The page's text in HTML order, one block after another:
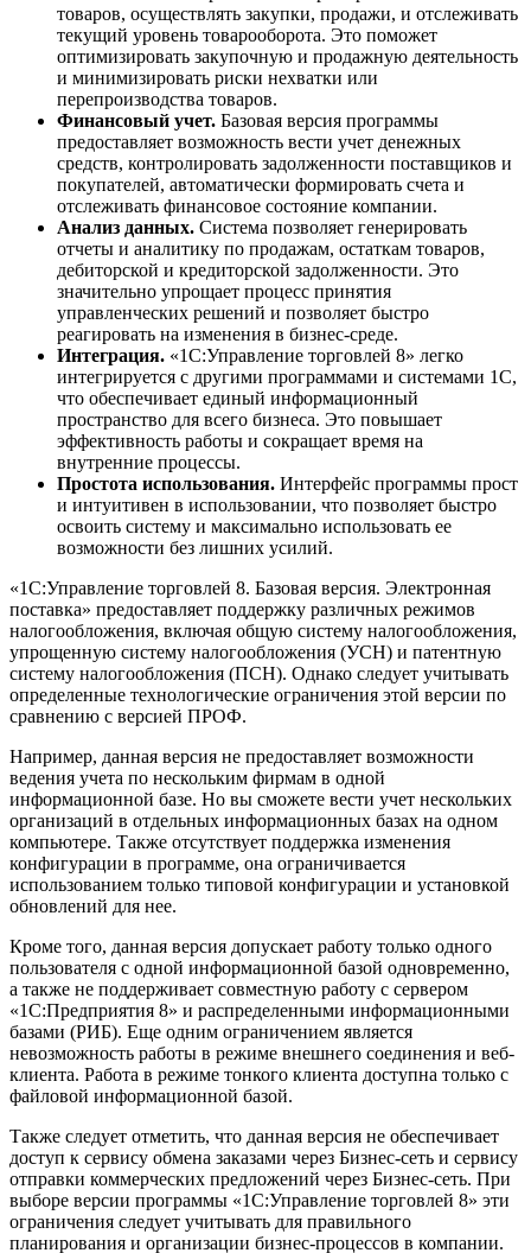
товаров, осуществлять закупки, продажи, и отслеживать
текущий уровень товарооборота. Это поможет
оптимизировать закупочную и продажную деятельность
и минимизировать риски нехватки или
перепроизводства товаров.
Финансовый учет. Базовая версия программы
предоставляет возможность вести учет денежных
средств, контролировать задолженности поставщиков и
покупателей, автоматически формировать счета и
отслеживать финансовое состояние компании.
Анализ данных. Система позволяет генерировать
отчеты и аналитику по продажам, остаткам товаров,
дебиторской и кредиторской задолженности. Это
значительно упрощает процесс принятия
управленческих решений и позволяет быстро
реагировать на изменения в бизнес-среде.
Интеграция. «1С:Управление торговлей 8» легко
интегрируется с другими программами и системами 1С,
что обеспечивает единый информационный
пространство для всего бизнеса. Это повышает
эффективность работы и сокращает время на
внутренние процессы.
Простота использования. Интерфейс программы прост
и интуитивен в использовании, что позволяет быстро
освоить систему и максимально использовать ее
возможности без лишних усилий.
«1С:Управление торговлей 8. Базовая версия. Электронная
поставка» предоставляет поддержку различных режимов
налогообложения, включая общую систему налогообложения,
упрощенную систему налогообложения (УСН) и патентную
систему налогообложения (ПСН). Однако следует учитывать
определенные технологические ограничения этой версии по
сравнению с версией ПРОФ.
Например, данная версия не предоставляет возможности
ведения учета по нескольким фирмам в одной
информационной базе. Но вы сможете вести учет нескольких
организаций в отдельных информационных базах на одном
компьютере. Также отсутствует поддержка изменения
конфигурации в программе, она ограничивается
использованием только типовой конфигурации и установкой
обновлений для нее.
Кроме того, данная версия допускает работу только одного
пользователя с одной информационной базой одновременно,
а также не поддерживает совместную работу с сервером
«1С:Предприятия 8» и распределенными информационными
базами (РИБ). Еще одним ограничением является
невозможность работы в режиме внешнего соединения и веб-
клиента. Работа в режиме тонкого клиента доступна только с
файловой информационной базой.
Также следует отметить, что данная версия не обеспечивает
доступ к сервису обмена заказами через Бизнес-сеть и сервису
отправки коммерческих предложений через Бизнес-сеть. При
выборе версии программы «1С:Управление торговлей 8» эти
ограничения следует учитывать для правильного
планирования и организации бизнес-процессов в компании.